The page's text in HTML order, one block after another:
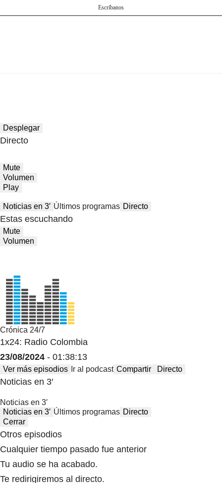
Escríbanos
Desplegar
Directo
Mute
Volumen
Play
Noticias en 3′ Últimos programas Directo
Estas escuchando
Mute
Volumen
Crónica 24/7
1x24: Radio Colombia
23/08/2024 - 01:38:13
Ver más episodios Ir al podcast Compartir Directo
Noticias en 3′
Noticias en 3′
Noticias en 3′ Últimos programas Directo
Cerrar
Otros episodios
Cualquier tiempo pasado fue anterior
Tu audio se ha acabado.
Te redirigiremos al directo.